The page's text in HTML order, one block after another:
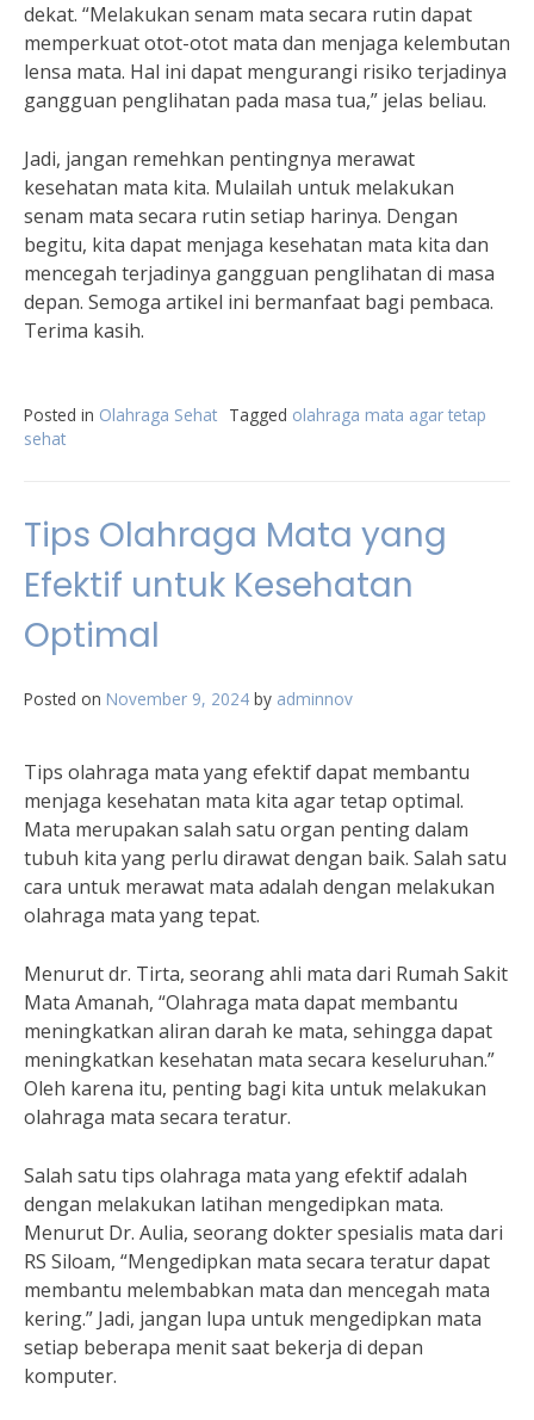
dekat. “Melakukan senam mata secara rutin dapat
memperkuat otot-otot mata dan menjaga kelembutan
lensa mata. Hal ini dapat mengurangi risiko terjadinya
gangguan penglihatan pada masa tua,” jelas beliau.
Jadi, jangan remehkan pentingnya merawat
kesehatan mata kita. Mulailah untuk melakukan
senam mata secara rutin setiap harinya. Dengan
begitu, kita dapat menjaga kesehatan mata kita dan
mencegah terjadinya gangguan penglihatan di masa
depan. Semoga artikel ini bermanfaat bagi pembaca.
Terima kasih.
Posted in Olahraga Sehat Tagged olahraga mata agar tetap
sehat
Tips Olahraga Mata yang
Efektif untuk Kesehatan
Optimal
Posted on November 9, 2024 by adminnov
Tips olahraga mata yang efektif dapat membantu
menjaga kesehatan mata kita agar tetap optimal.
Mata merupakan salah satu organ penting dalam
tubuh kita yang perlu dirawat dengan baik. Salah satu
cara untuk merawat mata adalah dengan melakukan
olahraga mata yang tepat.
Menurut dr. Tirta, seorang ahli mata dari Rumah Sakit
Mata Amanah, “Olahraga mata dapat membantu
meningkatkan aliran darah ke mata, sehingga dapat
meningkatkan kesehatan mata secara keseluruhan.”
Oleh karena itu, penting bagi kita untuk melakukan
olahraga mata secara teratur.
Salah satu tips olahraga mata yang efektif adalah
dengan melakukan latihan mengedipkan mata.
Menurut Dr. Aulia, seorang dokter spesialis mata dari
RS Siloam, “Mengedipkan mata secara teratur dapat
membantu melembabkan mata dan mencegah mata
kering.” Jadi, jangan lupa untuk mengedipkan mata
setiap beberapa menit saat bekerja di depan
komputer.